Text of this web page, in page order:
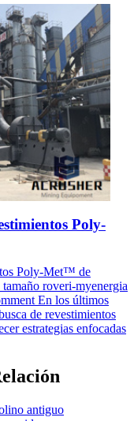
Poly-
Poly-Met™ de
roveri-myenergia
En los últimos
de revestimientos
estrategias enfocadas
antiguo